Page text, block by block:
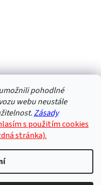
pohodlné
webu neustále
Zásady
s použitím cookies
stránka).